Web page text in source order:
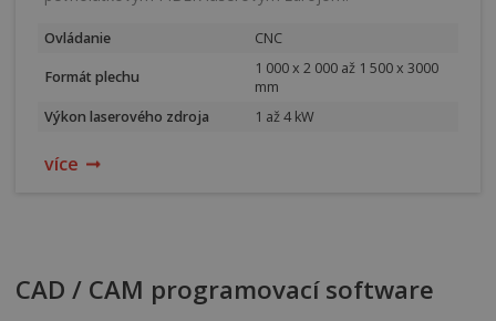
Ovládanie CNC
Formát plechu
1 000 x 2 000 až 1 500 x 3000
mm
Výkon laserového zdroja
1 až 4 kW
více
CAD / CAM programovací software